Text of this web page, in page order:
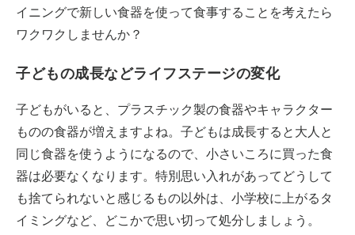
イニングで新しい食器を使って食事することを考えたら
ワクワクしませんか？
子どもの成長などライフステージの変化
子どもがいると、プラスチック製の食器やキャラクター
ものの食器が増えますよね。子どもは成長すると大人と
同じ食器を使うようになるので、小さいころに買った食
器は必要なくなります。特別思い入れがあってどうして
も捨てられないと感じるもの以外は、小学校に上がるタ
イミングなど、どこかで思い切って処分しましょう。